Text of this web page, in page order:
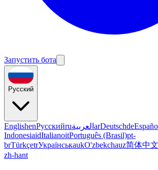
Запустить бота
Русский
EnglishenРусскийruالعربية arDeutschde
IndonesiaidItalianoitPortuguês (Brasil)pt-
brTürkçetrУкраїнськаukO'zbekchauz简体中文
zh-hant